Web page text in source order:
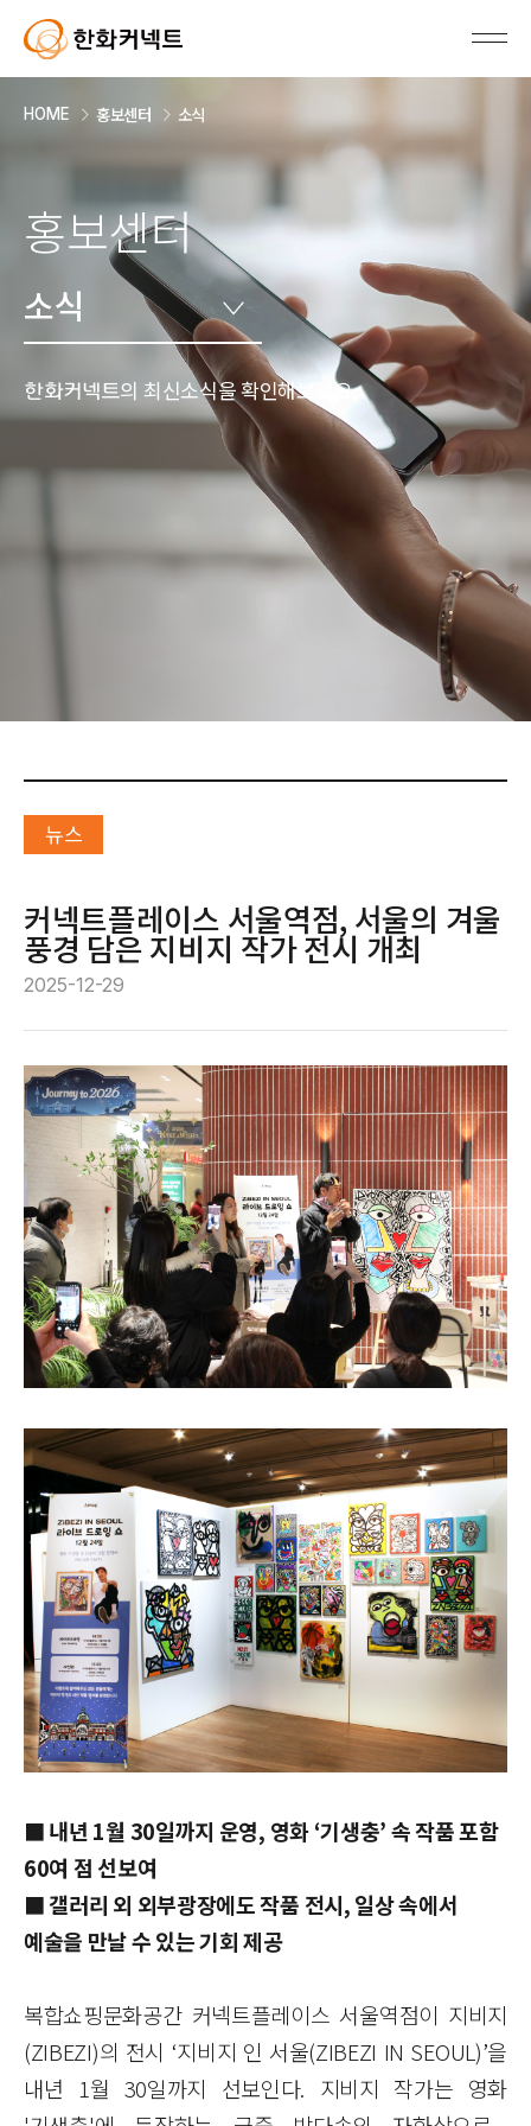
HOME 홍보센터 소식
홍보센터
소식
한화커넥트의 최신소식을 확인해보세요.
뉴스
커넥트플레이스 서울역점, 서울의 겨울
풍경 담은 지비지 작가 전시 개최
2025-12-29
■내년 1월 30일까지 운영, 영화‘기생충’속 작품 포함
60여 점 선보여
■갤러리 외 외부광장에도 작품 전시,일상 속에서
예술을 만날 수 있는 기회 제공
복합쇼핑문화공간 커넥트플레이스 서울역점이 지비지
(ZIBEZI)의 전시 ‘지비지 인 서울(ZIBEZI IN SEOUL)’을
내년 1월 30일까지 선보인다. 지비지 작가는 영화